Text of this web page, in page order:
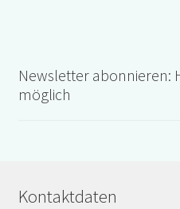
Newsletter abonnieren:
möglich
Kontaktdaten